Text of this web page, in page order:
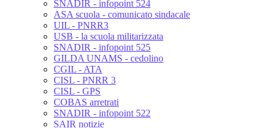
SNADIR - infopoint 524
ASA scuola - comunicato sindacale
UIL - PNRR3
USB - la scuola militarizzata
SNADIR - infopoint 525
GILDA UNAMS - cedolino
CGIL - ATA
CISL - PNRR 3
CISL - GPS
COBAS arretrati
SNADIR - infopoint 522
SAIR notizie